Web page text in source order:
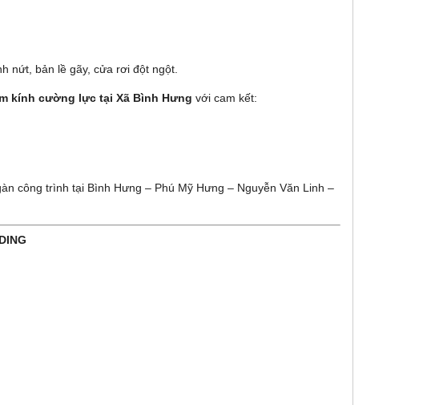
nứt, bản lề gãy, cửa rơi đột ngột.
kính cường lực tại Xã Bình Hưng với cam kết:
công trình tại Bình Hưng – Phú Mỹ Hưng – Nguyễn Văn Linh –